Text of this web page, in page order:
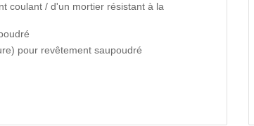
coulant / d'un mortier résistant à la
pour revêtement saupoudré